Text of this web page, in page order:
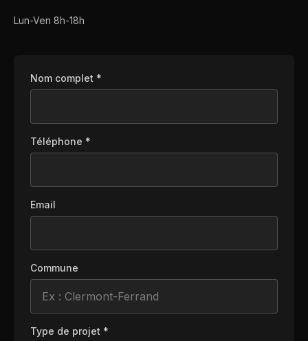
Lun-Ven 8h-18h
Nom complet *
Téléphone *
Email
Commune
Type de projet *